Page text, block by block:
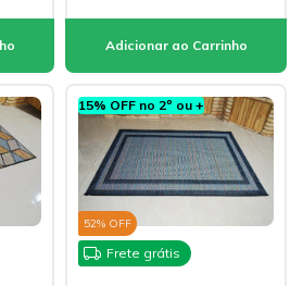
15% OFF no 2º ou +
52% OFF
Frete grátis